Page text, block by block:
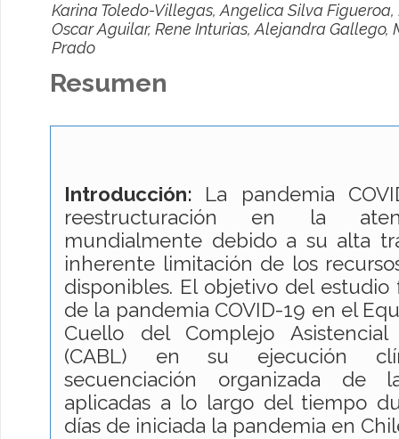
Karina Toledo-Villegas, Angelica Silva Figueroa,
Oscar Aguilar, Rene Inturias, Alejandra Gallego,
Prado
Resumen
Introducción: La pandemia
reestructuración en la
mundialmente debido a su alta
inherente limitación de los
disponibles. El objetivo del
de la pandemia COVID-19 en el
Cuello del Complejo
(CABL) en su ejecución
secuenciación organizada de
aplicadas a lo largo del tiempo
días de iniciada la pandemia en